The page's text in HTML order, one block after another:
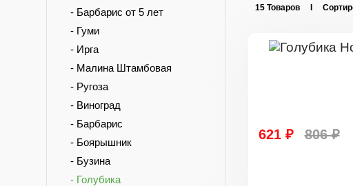
- Барбарис от 5 лет
- Гуми
- Ирга
- Малина Штамбовая
- Ругоза
- Виноград
- Барбарис
- Боярышник
- Бузина
- Голубика
15 Товаров I
621 ₽ 806 ₽